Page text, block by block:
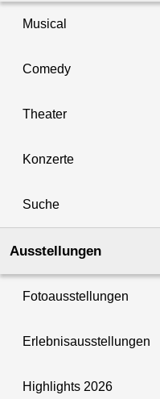
Musical
Comedy
Theater
Konzerte
Suche
Ausstellungen
Fotoausstellungen
Erlebnisausstellungen
Highlights 2026